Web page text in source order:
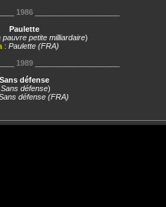
1986____________________
Paulette
pauvre petite milliardaire)
: Paulette (FRA)
1989____________________
Sans défense
Sans défense)
défense (FRA)